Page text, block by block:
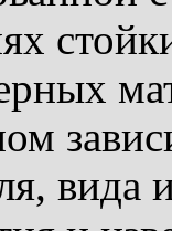
вида